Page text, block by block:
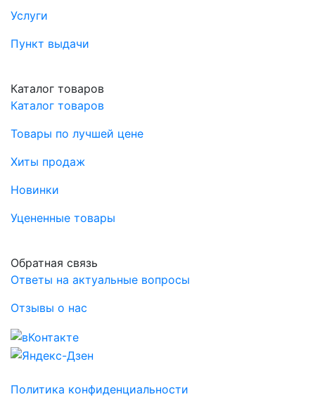
Услуги
Пункт выдачи
Каталог товаров
Каталог товаров
Товары по лучшей цене
Хиты продаж
Новинки
Уцененные товары
Обратная связь
Ответы на актуальные вопросы
Отзывы о нас
Политика конфиденциальности